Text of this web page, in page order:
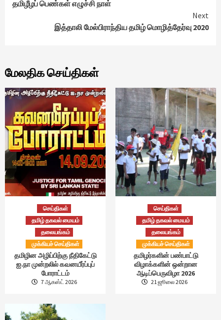
Reading
தமிழீழப் பெண்கள் எழுச்சி நாள்
Next
இத்தாலி மேல்பிராந்திய தமிழ் மொழித்தேர்வு 2020
மேலதிக செய்திகள்
செய்திகள்
தமிழ் தகவல் மையம்
தலையங்கம்
முக்கியச் செய்திகள்
தமிழின அழிப்பிற்கு நீதிகேட்டு
ஐ.நா முன்றலில் கவனயீர்ப்புப்
போராட்டம்
7 ஆகஸ்ட் 2026
செய்திகள்
தமிழ் தகவல் மையம்
தலையங்கம்
முக்கியச் செய்திகள்
தமிழர்களின் பண்பாட்டு
விழாக்களின் ஒன்றான
ஆடிப்பெருவிழா 2026
21 ஜூலை 2026